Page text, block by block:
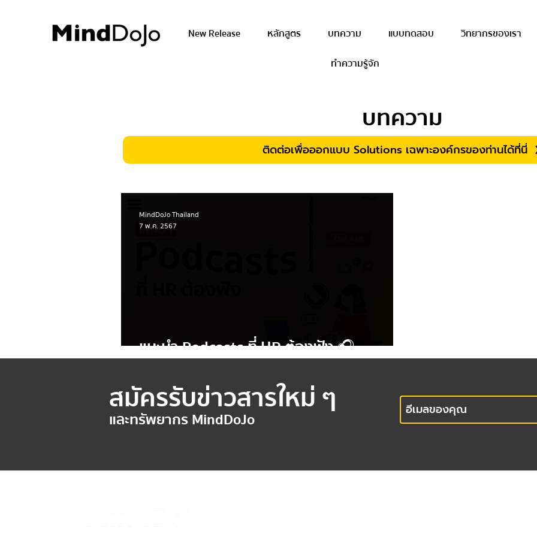
New Release หลักสูตร บทความ แบบทดสอบ
วิทยากรของเรา
ทำความรู้จัก
บทความ
ติดต่อเพื่อออกแบบ Solutions เฉพาะองค์กรของท่านได้ที่นี่
แนะนำ Podcasts ที่ HR ต้องฟัง 🎧
MindDoJo Thailand
7 พ.ค. 2567
สมัครรับข่าวสารใหม่ ๆ
และทรัพยากร MindDoJo